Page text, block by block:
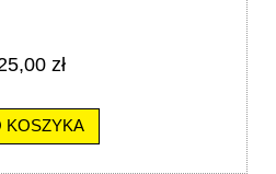
zł
KOSZYKA